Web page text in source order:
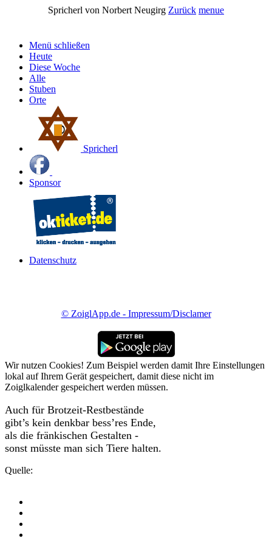
Spricherl von Norbert Neugirg Zurück menue
Menü schließen
Heute
Diese Woche
Alle
Stuben
Orte
Spricherl
Sponsor
Datenschutz
© ZoiglApp.de - Impressum/Disclamer
Wir nutzen Cookies! Zum Beispiel werden damit Ihre Einstellungen
lokal auf Ihrem Gerät gespeichert, damit diese nicht im
Zoiglkalender gespeichert werden müssen.
Auch für Brotzeit-Restbestände
gibt’s kein denkbar bess’res Ende,
als die fränkischen Gestalten -
sonst müsste man sich Tiere halten.
Quelle: